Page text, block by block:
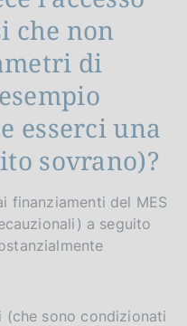
che non
di
esserci una
sovrano)?
finanziamenti del MES
a seguito
sono condizionati